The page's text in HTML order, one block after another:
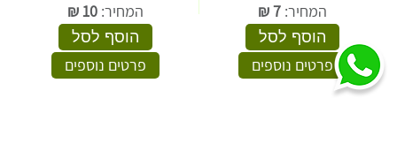
המחיר: 7
₪
הוסף לסל
פרטים נוספים
המחיר:10
₪
הוסף לסל
פרטים נוספים